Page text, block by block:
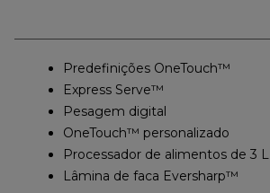
Predefinições OneTouch™
Express Serve™
Pesagem digital
OneTouch™ personalizado
Processador de alimentos de 3 L
Lâmina de faca Eversharp™